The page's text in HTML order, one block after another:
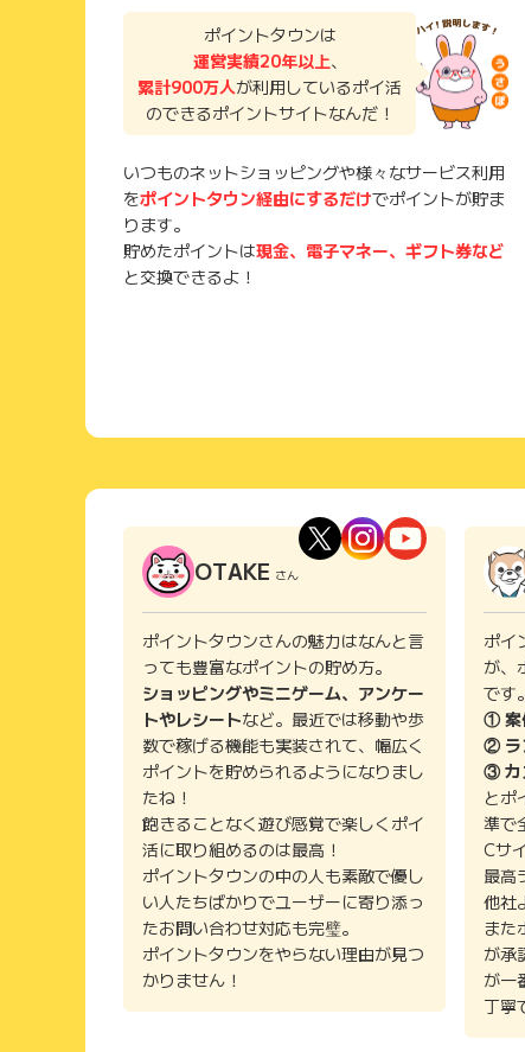
ポイントタウンは
運営実績20年以上、
累計900万人が利用しているポイ活
のできるポイントサイトなんだ！
いつものネットショッピングや様々なサービス利用
をポイントタウン経由にするだけでポイントが貯ま
ります。
貯めたポイントは現金、電子マネー、ギフト券など
と交換できるよ！
OTAKE さん
ポイントタウンさんの魅力はなんと言
っても豊富なポイントの貯め方。
ショッピングやミニゲーム、アンケー
トやレシートなど。最近では移動や歩
数で稼げる機能も実装されて、幅広く
ポイントを貯められるようになりまし
たね！
飽きることなく遊び感覚で楽しくポイ
活に取り組めるのは最高！
ポイントタウンの中の人も素敵で優し
い人たちばかりでユーザーに寄り添っ
たお問い合わせ対応も完璧。
ポイントタウンをやらない理由が見つ
かりません！
ポイ
が、
です。
① 案
② ラ
③ カ
とポ
準で
Cサ
最高
他社
また
が承
が一
丁寧